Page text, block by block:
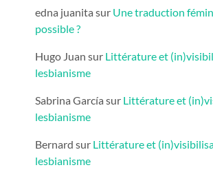
edna juanita sur Une traduction
possible ?
Hugo Juan sur Littérature et
lesbianisme
Sabrina García sur Littérature et
lesbianisme
Bernard sur Littérature et
lesbianisme